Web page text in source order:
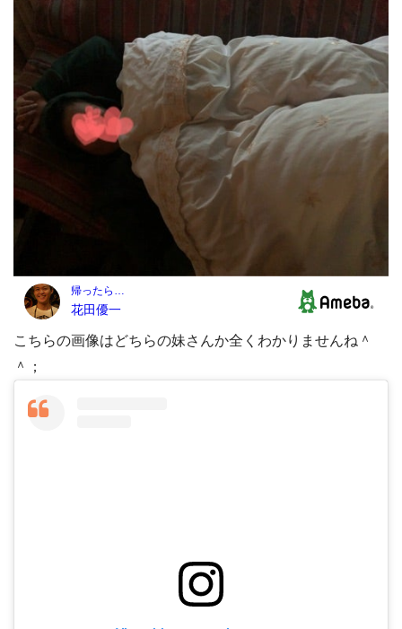
こちらの画像はどちらの妹さんか全くわかりませんね＾
＾；